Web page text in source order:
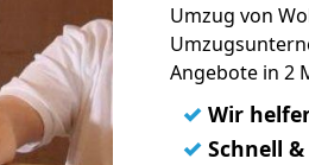
Umzug von
Angebote in 2
✓ Wir
✓ Schnell